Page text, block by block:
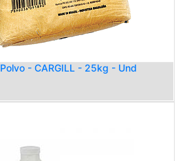
- CARGILL - 25kg - Und